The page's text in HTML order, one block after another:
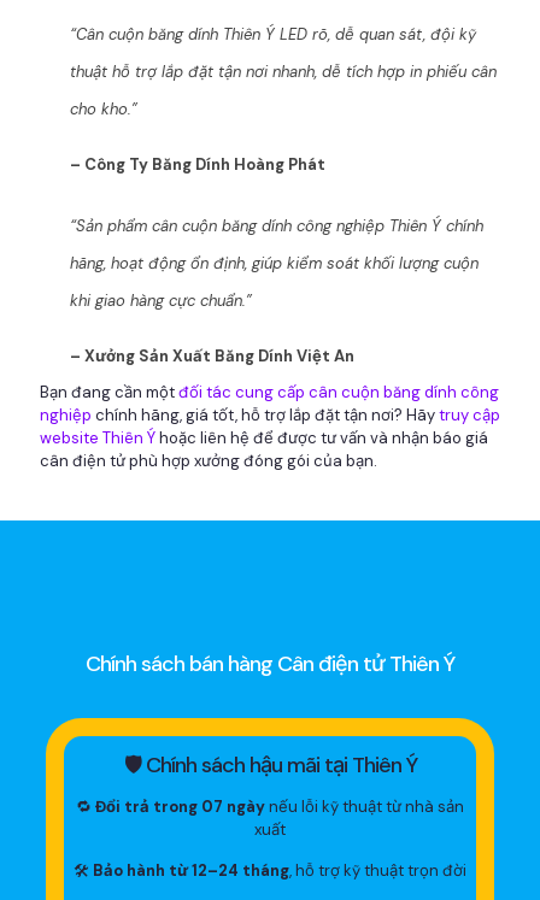
“Cân cuộn băng dính Thiên Ý LED rõ, dễ quan sát, đội kỹ
thuật hỗ trợ lắp đặt tận nơi nhanh, dễ tích hợp in phiếu cân
cho kho.”
– Công Ty Băng Dính Hoàng Phát
“Sản phẩm cân cuộn băng dính công nghiệp Thiên Ý chính
hãng, hoạt động ổn định, giúp kiểm soát khối lượng cuộn
khi giao hàng cực chuẩn.”
– Xưởng Sản Xuất Băng Dính Việt An
Bạn đang cần mộtđối tác cung cấp cân cuộn băng dính công
nghiệp chính hãng, giá tốt, hỗ trợ lắp đặt tận nơi? Hãytruy cập
website Thiên Ýhoặc liên hệ để được tư vấn và nhận báo giá
cân điện tử phù hợp xưởng đóng gói của bạn.
Chính sách bán hàng Cân điện tử Thiên Ý
🛡 Chính sách hậu mãi tại Thiên Ý
🔁 Đổi trả trong 07 ngàynếu lỗi kỹ thuật từ nhà sản
xuất
🛠 Bảo hành từ 12–24 tháng, hỗ trợ kỹ thuật trọn đời